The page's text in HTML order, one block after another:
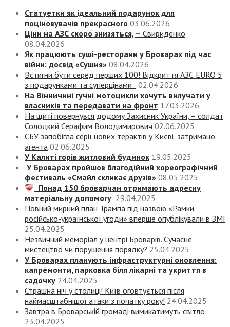
Статуетки як ідеальний подарунок для
поціновувачів прекрасного 03.06.2026
Ціни на АЗС скоро знизяться, – Свириденко
08.04.2026
Як працюють суші-ресторани у Броварах під час
війни: досвід «Сушия» 08.04.2026
Встигни бути серед перших 100! Відкриття АЗС EURO 5
з подарунками та суперцінами
02.04.2026
На Вінничині гучні мотоцикли хочуть вилучати у
власників та передавати на фронт 17.03.2026
На щиті повернувся додому Захисник України, – солдат
Солодкий Серафим Володимирович 02.06.2025
СБУ запобігла серії нових терактів у Києві, затримано
агента 02.06.2025
У Калиті горів житловий будинок 19.05.2025
У Броварах пройшов благодійний хореографічний
фестиваль «Смайл скликає друзів» 08.05.2025
Понад 150 броварчан отримають адресну
матеріальну допомогу 29.04.2025
Повний мирний план Трампа під назвою «‎Рамки
російсько-української угоди» вперше опублікували в ЗМІ
25.04.2025
Незвичний меморіал у центрі Броварів. Сучасне
мистецтво чи порушення порядку? 25.04.2025
У Броварах планують інфраструктурні оновлення:
капремонти, парковка біля лікарні та укриття в
садочку 24.04.2025
Страшна ніч у столиці! Київ оговтується після
наймасштабнішої атаки з початку року! 24.04.2025
Завтра в Броварській громаді вимикатимуть світло
23.04.2025